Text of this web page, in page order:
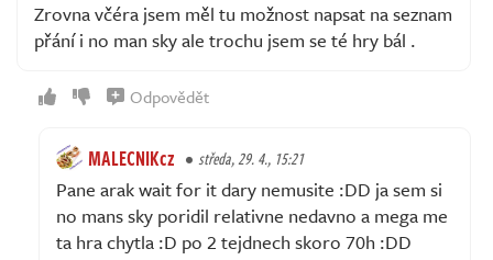
Zrovna včéra jsem měl tu možnost napsat na seznam
přání i no man sky ale trochu jsem se té hry bál .
Odpovědět
MALECNIKcz středa, 29. 4., 15:21
Pane arak wait for it dary nemusite :DD ja sem si
no mans sky poridil relativne nedavno a mega me
ta hra chytla :D po 2 tejdnech skoro 70h :DD